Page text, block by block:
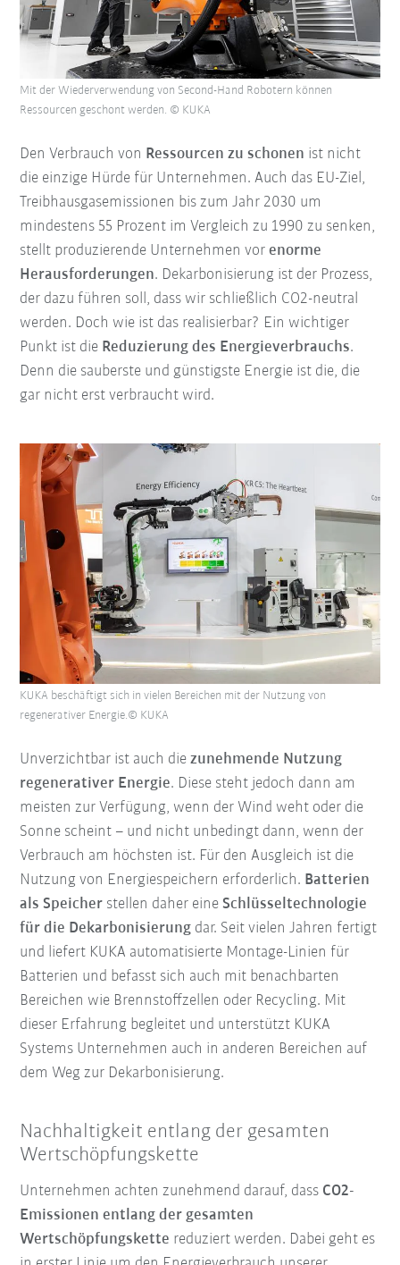
Den Verbrauch von Ressourcen zu schonen ist nicht
die einzige Hürde für Unternehmen. Auch das EU-Ziel,
Treibhausgasemissionen bis zum Jahr 2030 um
mindestens 55 Prozent im Vergleich zu 1990 zu senken,
stellt produzierende Unternehmen vorenorme
Herausforderungen. Dekarbonisierung ist der Prozess,
der dazu führen soll, dass wir schließlich CO2-neutral
werden. Doch wie ist das realisierbar? Ein wichtiger
Punkt ist die Reduzierung des Energieverbrauchs.
Denn die sauberste und günstigste Energie ist die, die
gar nicht erst verbraucht wird.
Mit der Wiederverwendung von Second-Hand Robotern können
Ressourcen geschont werden. © KUKA
Unverzichtbar ist auch diezunehmende Nutzung
regenerativer Energie. Diese steht jedoch dann am
meisten zur Verfügung, wenn der Wind weht oder die
Sonne scheint – und nicht unbedingt dann, wenn der
Verbrauch am höchsten ist. Für den Ausgleich ist die
Nutzung von Energiespeichern erforderlich. Batterien
als Speicher stellen daher eineSchlüsseltechnologie
für die Dekarbonisierung dar. Seit vielen Jahren fertigt
und liefert KUKA automatisierte Montage-Linien für
Batterien und befasst sich auch mit benachbarten
Bereichen wie Brennstoffzellen oder Recycling. Mit
dieser Erfahrung begleitet und unterstützt KUKA
Systems Unternehmen auch in anderen Bereichen auf
dem Weg zur Dekarbonisierung.
KUKA beschäftigt sich in vielen Bereichen mit der Nutzung von
regenerativer Energie.© KUKA
Nachhaltigkeit entlang der gesamten
Wertschöpfungskette
Unternehmen achten zunehmend darauf, dass CO2-
Emissionen entlang der gesamten
Wertschöpfungskette reduziert werden. Dabei geht es